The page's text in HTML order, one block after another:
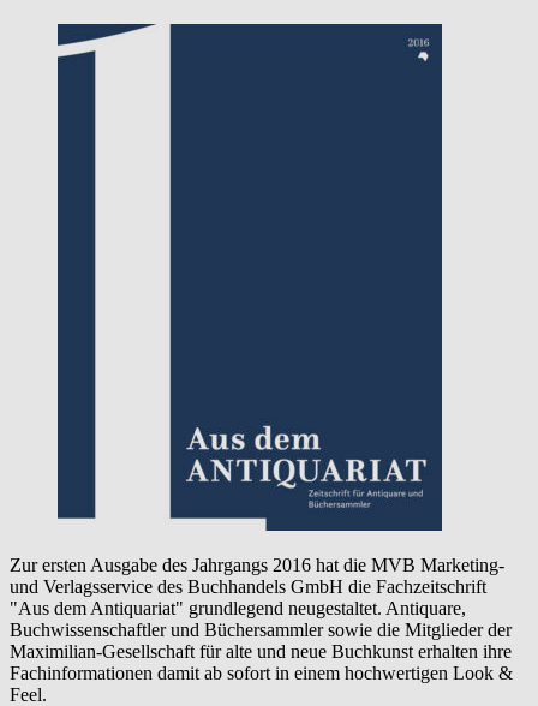
Zur ersten Ausgabe des Jahrgangs 2016 hat die MVB Marketing-
und Verlagsservice des Buchhandels GmbH die Fachzeitschrift
"Aus dem Antiquariat" grundlegend neugestaltet. Antiquare,
Buchwissenschaftler und Büchersammler sowie die Mitglieder der
Maximilian-Gesellschaft für alte und neue Buchkunst erhalten ihre
Fachinformationen damit ab sofort in einem hochwertigen Look &
Feel.